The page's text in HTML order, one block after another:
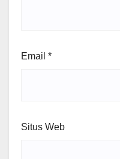
Email *
Situs Web